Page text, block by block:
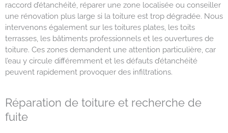
raccord d’étanchéité, réparer une zone localisée ou conseiller
une rénovation plus large si la toiture est trop dégradée. Nous
intervenons également sur les toitures plates, les toits
terrasses, les bâtiments professionnels et les ouvertures de
toiture. Ces zones demandent une attention particulière, car
l’eau y circule différemment et les défauts d’étanchéité
peuvent rapidement provoquer des infiltrations.
Réparation de toiture et recherche de
fuite